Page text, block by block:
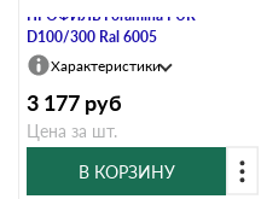
ПРОФИЛЬ Foramina PUR
D100/300 Ral 6005
Характеристики
3 177 руб
Цена за шт.
В КОРЗИНУ